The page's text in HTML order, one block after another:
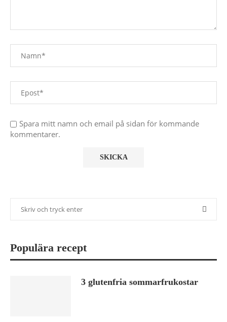
Spara mitt namn och email på sidan för kommande
kommentarer.
Populära recept
3 glutenfria sommarfrukostar